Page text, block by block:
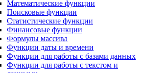
Математические функции
Поисковые функции
Статистические функции
Финансовые функции
Формулы массива
Функции даты и времени
Функции для работы с базами данных
Функции для работы с текстом и